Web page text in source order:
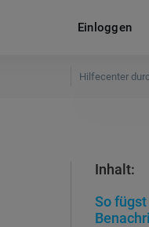
Einloggen
Inhalt:
So